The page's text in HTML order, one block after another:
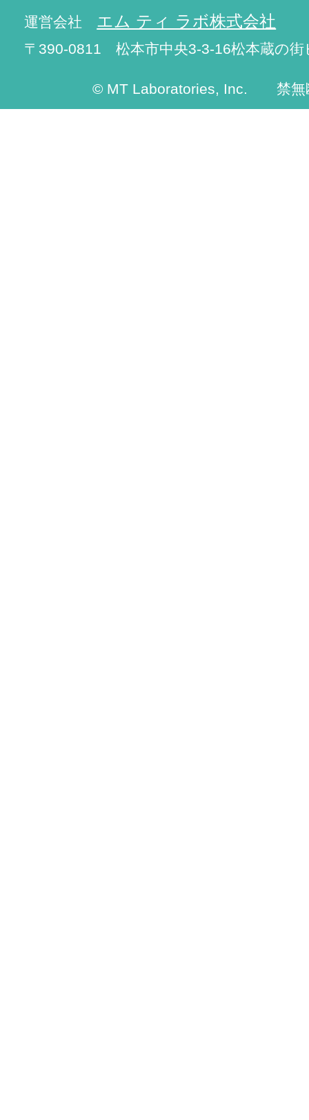
運営会社 エム ティ ラボ株式会社
〒390-0811 松本市中央3-3-16松本蔵の街
© MT Laboratories, Inc. 禁無